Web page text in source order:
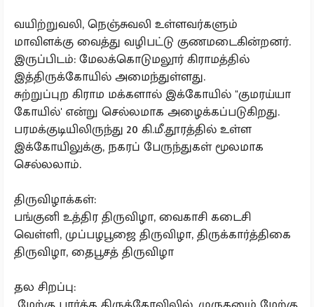
வயிற்றுவலி, நெஞ்சுவலி உள்ளவர்களும்
மாவிளக்கு வைத்து வழிபட்டு குணமடைகின்றனர்.
இருப்பிடம்: மேலக்கொடுமலூர் கிராமத்தில்
இத்திருக்கோயில் அமைந்துள்ளது.
சுற்றுப்புற கிராம மக்களால் இக்கோயில் "குமரய்யா
கோயில்' என்று செல்லமாக அழைக்கப்படுகிறது.
பரமக்குடியிலிருந்து 20 கி.மீ.தூரத்தில் உள்ள
இக்கோயிலுக்கு, நகரப் பேருந்துகள் மூலமாக
செல்லலாம்.
திருவிழாக்கள்:
பங்குனி உத்திர திருவிழா, வைகாசி கடைசி
வெள்ளி, முப்பழபூஜை திருவிழா, திருக்கார்த்திகை
திருவிழா, தைபூசத் திருவிழா
தல சிறப்பு: